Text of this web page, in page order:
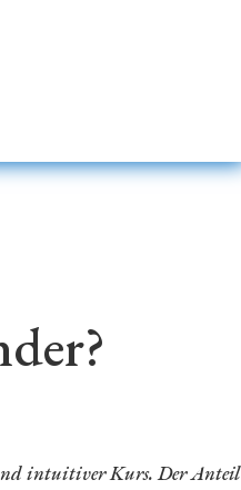
intuitiver Kurs. Der Anteil